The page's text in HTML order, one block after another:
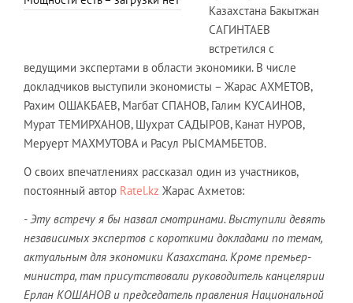
Казахстана Бакытжан
САГИНТАЕВ
встретился с
ведущими экспертами в области экономики. В числе
докладчиков выступили экономисты – Жарас АХМЕТОВ,
Рахим ОШАКБАЕВ, Магбат СПАНОВ, Галим КУСАИНОВ,
Мурат ТЕМИРХАНОВ, Шухрат САДЫРОВ, Канат НУРОВ,
Меруерт МАХМУТОВА и Расул РЫСМАМБЕТОВ.
О своих впечатлениях рассказал один из участников,
постоянный автор Ratel.kz Жарас Ахметов:
- Эту встречу я бы назвал смотринами. Выступили девять
независимых экспертов с короткими докладами по темам,
актуальным для экономики Казахстана. Кроме премьер-
министра, там присутствовали руководитель канцелярии
Ерлан КОШАНОВ и председатель правления Национальной